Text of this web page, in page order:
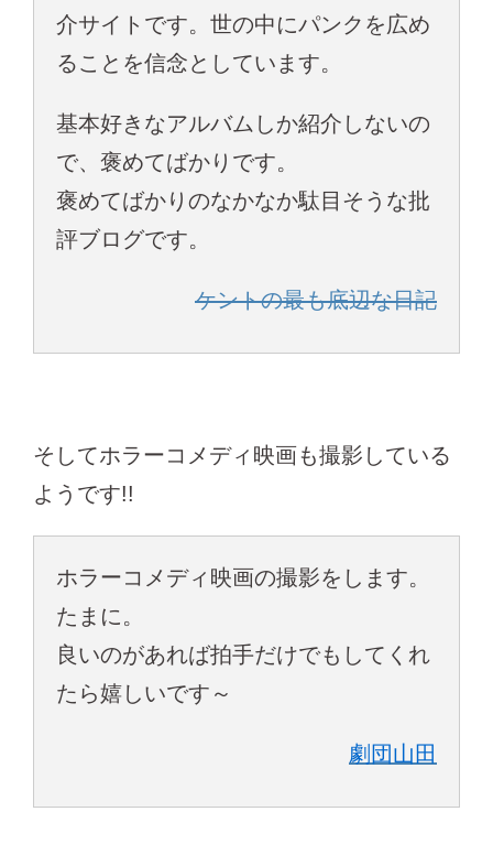
介サイトです。世の中にパンクを広め
ることを信念としています。
基本好きなアルバムしか紹介しないの
で、褒めてばかりです。
褒めてばかりのなかなか駄目そうな批
評ブログです。
ケントの最も底辺な日記
そしてホラーコメディ映画も撮影している
ようです!!
ホラーコメディ映画の撮影をします。
たまに。
良いのがあれば拍手だけでもしてくれ
たら嬉しいです～
劇団山田